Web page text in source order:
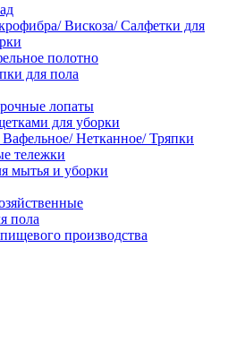
Вискоза/ Салфетки для
полотно
для пола
лопаты
для уборки
Нетканное/ Тряпки
тележки
мытья и уборки
пола
производства